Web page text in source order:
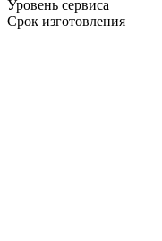
Уровень сервиса
Срок изготовления